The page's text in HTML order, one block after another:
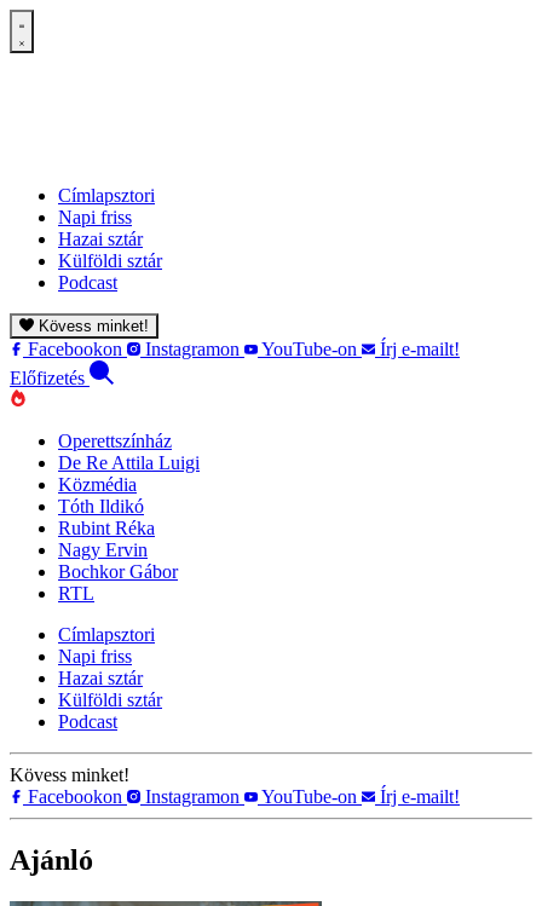
Címlapsztori
Napi friss
Hazai sztár
Külföldi sztár
Podcast
Kövess minket!
Facebookon Instagramon YouTube-on
Írj e-mailt!
Előfizetés
Operettszínház
De Re Attila Luigi
Közmédia
Tóth Ildikó
Rubint Réka
Nagy Ervin
Bochkor Gábor
RTL
Címlapsztori
Napi friss
Hazai sztár
Külföldi sztár
Podcast
Kövess minket!
Facebookon
Instagramon YouTube-on Írj e-mailt!
Ajánló